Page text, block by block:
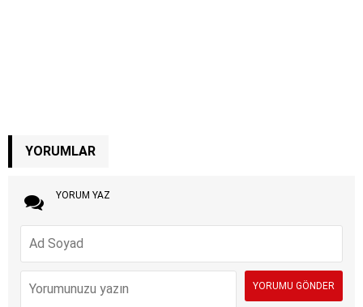
YORUMLAR
YORUM YAZ